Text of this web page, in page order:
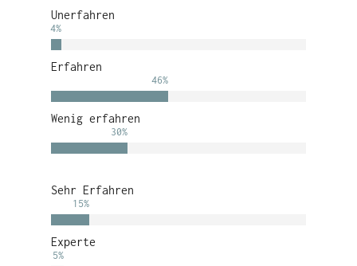
Unerfahren
4%
Erfahren
46%
Wenig erfahren
30%
Sehr Erfahren
15%
Experte
5%